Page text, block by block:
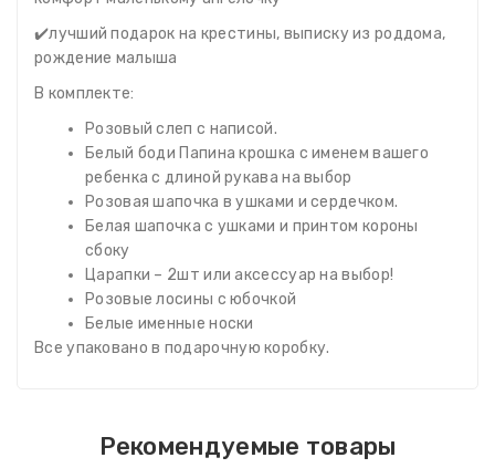
✔️лучший подарок на крестины, выписку из роддома,
рождение малыша
В комплекте:
Розовый слеп с написой.
Белый боди Папина крошка с именем вашего
ребенка с длиной рукава на выбор
Розовая шапочка в ушками и сердечком.
Белая шапочка с ушками и принтом короны
сбоку
Царапки – 2шт или аксессуар на выбор!
Розовые лосины с юбочкой
Белые именные носки
Все упаковано в подарочную коробку.
Рекомендуемые товары